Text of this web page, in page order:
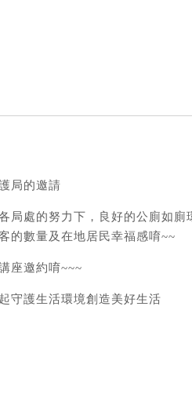
局的邀請
局處的努力下，良好的公廁如廁
的數量及在地居民幸福感唷~~
座邀約唷~~~
守護生活環境創造美好生活